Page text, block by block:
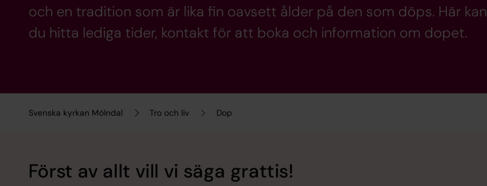
Svenska kyrkan Mölndal Tro och liv Dop
och en tradition som är lika fin oavsett ålder på den som döps. Här kan
du hitta lediga tider, kontakt för att boka och information om dopet.
Först av allt vill vi säga grattis!